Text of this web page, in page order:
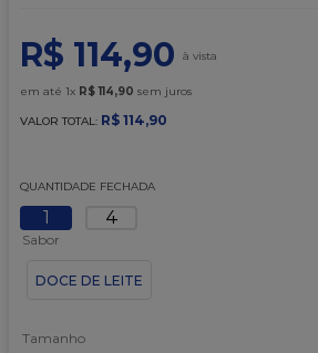
R$ 114,90
em até 1x R$ 114,90 sem juros
VALOR TOTAL: R$ 114,90
QUANTIDADE FECHADA
1 4
Sabor
DOCE DE LEITE
Tamanho
9º
caixa kraft
10º chocolate